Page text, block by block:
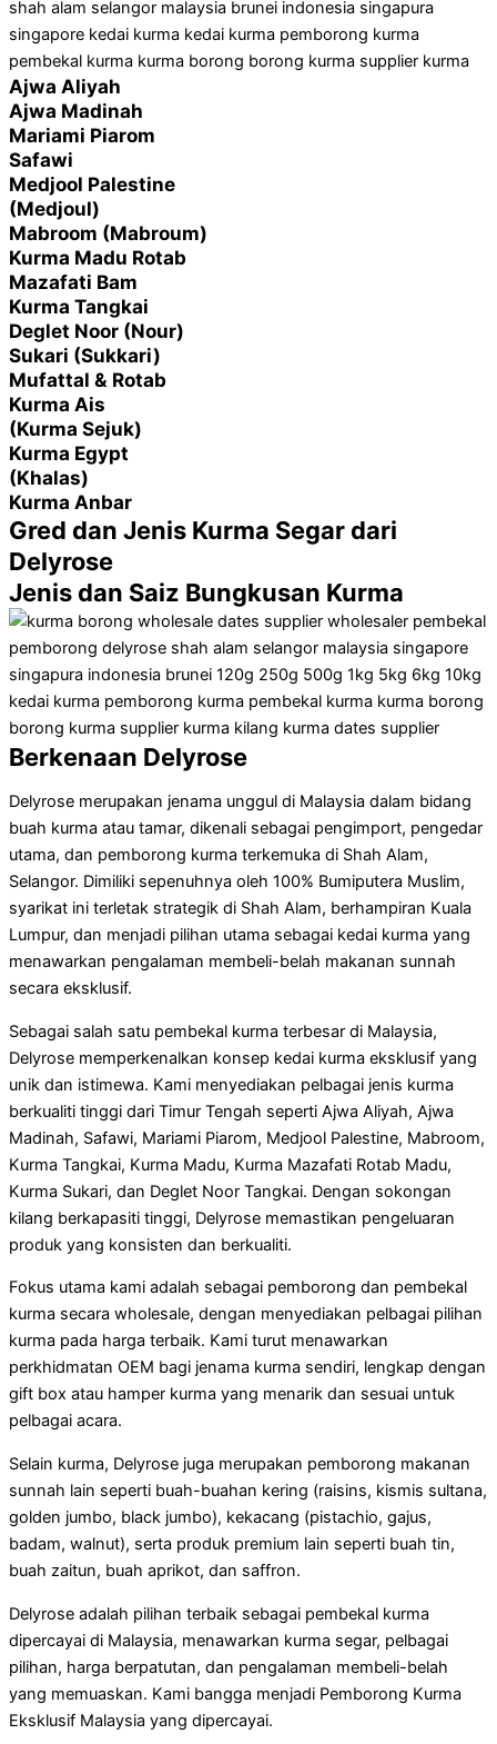
Ajwa Aliyah
Ajwa Madinah
Mariami Piarom
Safawi
Medjool Palestine
(Medjoul)
Mabroom (Mabroum)
Kurma Madu Rotab
Mazafati Bam
Kurma Tangkai
Deglet Noor (Nour)
Sukari (Sukkari)
Mufattal & Rotab
Kurma Ais
(Kurma Sejuk)
Kurma Egypt
(Khalas)
Kurma Anbar
Gred dan Jenis Kurma Segar dari
Delyrose
Jenis dan Saiz Bungkusan Kurma
Berkenaan Delyrose
Delyrose merupakan jenama unggul di Malaysia dalam bidang
buah kurma atau tamar, dikenali sebagai pengimport, pengedar
utama, dan pemborong kurma terkemuka di Shah Alam,
Selangor. Dimiliki sepenuhnya oleh 100% Bumiputera Muslim,
syarikat ini terletak strategik di Shah Alam, berhampiran Kuala
Lumpur, dan menjadi pilihan utama sebagai kedai kurma yang
menawarkan pengalaman membeli-belah makanan sunnah
secara eksklusif.
Sebagai salah satu pembekal kurma terbesar di Malaysia,
Delyrose memperkenalkan konsep kedai kurma eksklusif yang
unik dan istimewa. Kami menyediakan pelbagai jenis kurma
berkualiti tinggi dari Timur Tengah seperti Ajwa Aliyah, Ajwa
Madinah, Safawi, Mariami Piarom, Medjool Palestine, Mabroom,
Kurma Tangkai, Kurma Madu, Kurma Mazafati Rotab Madu,
Kurma Sukari, dan Deglet Noor Tangkai. Dengan sokongan
kilang berkapasiti tinggi, Delyrose memastikan pengeluaran
produk yang konsisten dan berkualiti.
Fokus utama kami adalah sebagai pemborong dan pembekal
kurma secara wholesale, dengan menyediakan pelbagai pilihan
kurma pada harga terbaik. Kami turut menawarkan
perkhidmatan OEM bagi jenama kurma sendiri, lengkap dengan
gift box atau hamper kurma yang menarik dan sesuai untuk
pelbagai acara.
Selain kurma, Delyrose juga merupakan pemborong makanan
sunnah lain seperti buah-buahan kering (raisins, kismis sultana,
golden jumbo, black jumbo), kekacang (pistachio, gajus,
badam, walnut), serta produk premium lain seperti buah tin,
buah zaitun, buah aprikot, dan saffron.
Delyrose adalah pilihan terbaik sebagai pembekal kurma
dipercayai di Malaysia, menawarkan kurma segar, pelbagai
pilihan, harga berpatutan, dan pengalaman membeli-belah
yang memuaskan. Kami bangga menjadi Pemborong Kurma
Eksklusif Malaysia yang dipercayai.